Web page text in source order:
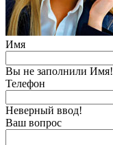
Имя
Вы не заполнили Имя!
Телефон
Неверный ввод!
Ваш вопрос